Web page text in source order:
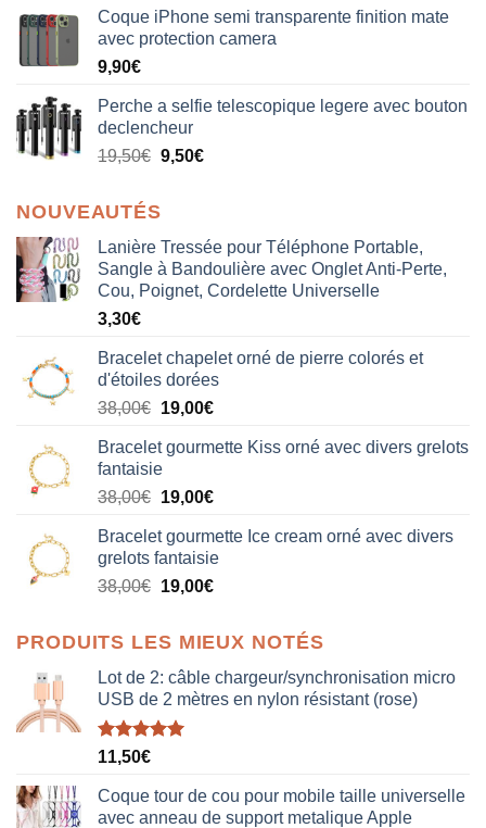
Coque iPhone semi transparente finition mate
avec protection camera
9,90€
Perche a selfie telescopique legere avec bouton
declencheur
19,50€ 9,50€
NOUVEAUTÉS
Lanière Tressée pour Téléphone Portable,
Sangle à Bandoulière avec Onglet Anti-Perte,
Cou, Poignet, Cordelette Universelle
3,30€
Bracelet chapelet orné de pierre colorés et
d'étoiles dorées
38,00€ Le
initial
était :
38,00€.
19,00€Le
actuel
19,00€.
Bracelet gourmette Kiss orné avec divers grelots
fantaisie
38,00€ Le
initial
était :
38,00€.
19,00€Le
actuel
est :
19,00€.
Bracelet gourmette Ice cream orné avec divers
grelots fantaisie
38,00€ Le
était :
38,00€.
19,00€Le
est :
19,00€.
PRODUITS LES MIEUX NOTÉS
Lot de 2: câble chargeur/synchronisation micro
USB de 2 mètres en nylon résistant (rose)
Note5.00
11,50€
Coque tour de cou pour mobile taille universelle
avec anneau de support metalique Apple